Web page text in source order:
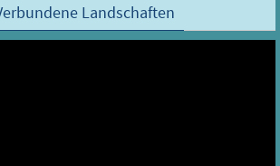
Landschaften